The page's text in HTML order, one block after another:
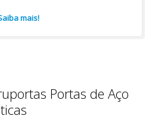
mais!
Portas de Aço